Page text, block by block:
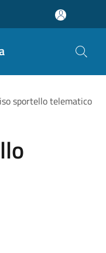
sportello telematico